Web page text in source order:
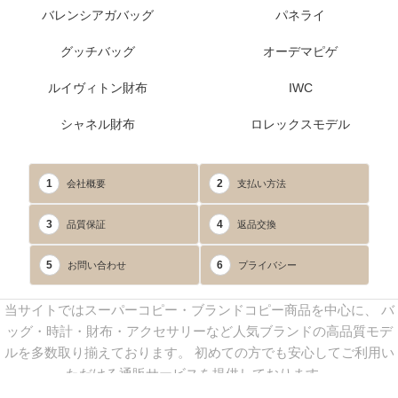
バレンシアガバッグ
グッチバッグ
ルイヴィトン財布
シャネル財布
パネライ
オーデマピゲ
IWC
ロレックスモデル
1 会社概要 2 支払い方法
3 品質保証 4 返品交換
5 お問い合わせ 6 プライバシー
当サイトではスーパーコピー・ブランドコピー商品を中心に、 バ
ッグ・時計・財布・アクセサリーなど人気ブランドの高品質モデ
ルを多数取り揃えております。 初めての方でも安心してご利用い
ただける通販サービスを提供しております。